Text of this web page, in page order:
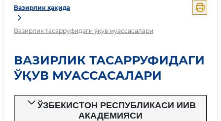
Вазирлик ҳақида
Вазирлик тасарруфидаги ўқув муассасалари
ВАЗИРЛИК ТАСАРРУФИДАГИ
ЎҚУВ МУАССАСАЛАРИ
ЎЗБЕКИСТОН РЕСПУБЛИКАСИ ИИВ
АКАДЕМИЯСИ